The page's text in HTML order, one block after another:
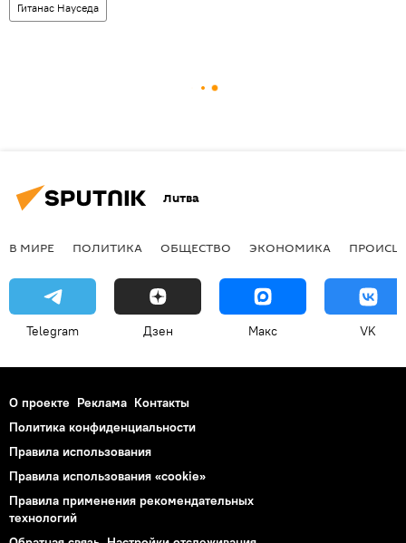
Гитанас Науседа
Литва
В МИРЕ ПОЛИТИКА ОБЩЕСТВО ЭКОНОМИКА
Telegram Дзен Макс VK
О проекте Реклама Контакты
Политика конфиденциальности
Правила использования
Правила использования «cookie»
Правила применения рекомендательных
технологий